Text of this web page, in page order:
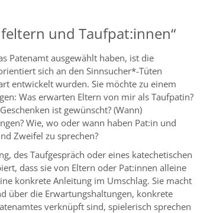
und Taufpat:innen“
Patenamt ausgewählt haben, ist die
sich an den Sinnsucher*-Tüten
entwickelt wurden. Sie möchte zu einem
Was erwarten Eltern von mir als Taufpatin?
ist gewünscht? (Wann)
Wie, wo oder wann haben Pat:in und
Zweifel zu sprechen?
des Taufgespräch oder eines katechetischen
dass sie von Eltern oder Pat:innen alleine
konkrete Anleitung im Umschlag. Sie macht
über die Erwartungshaltungen, konkrete
verknüpft sind, spielerisch sprechen